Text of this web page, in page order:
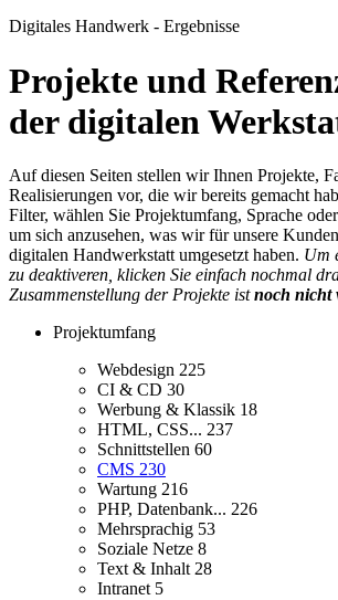
Digitales Handwerk - Ergebnisse
Projekte und
der digitalen
Auf diesen Seiten stellen wir Ihnen Projekte,
Realisierungen vor, die wir bereits gemacht
Filter, wählen Sie Projektumfang, Sprache
um sich anzusehen, was wir für unsere
digitalen Handwerkstatt umgesetzt haben. Um
zu deaktiveren, klicken Sie einfach nochmal
Zusammenstellung der Projekte istnoch nicht
Projektumfang
Webdesign 225
CI & CD 30
Werbung & Klassik 18
HTML, CSS... 237
Schnittstellen 60
CMS 230
Wartung 216
PHP, Datenbank... 226
Mehrsprachig 53
Soziale Netze 8
Text & Inhalt 28
Intranet 5